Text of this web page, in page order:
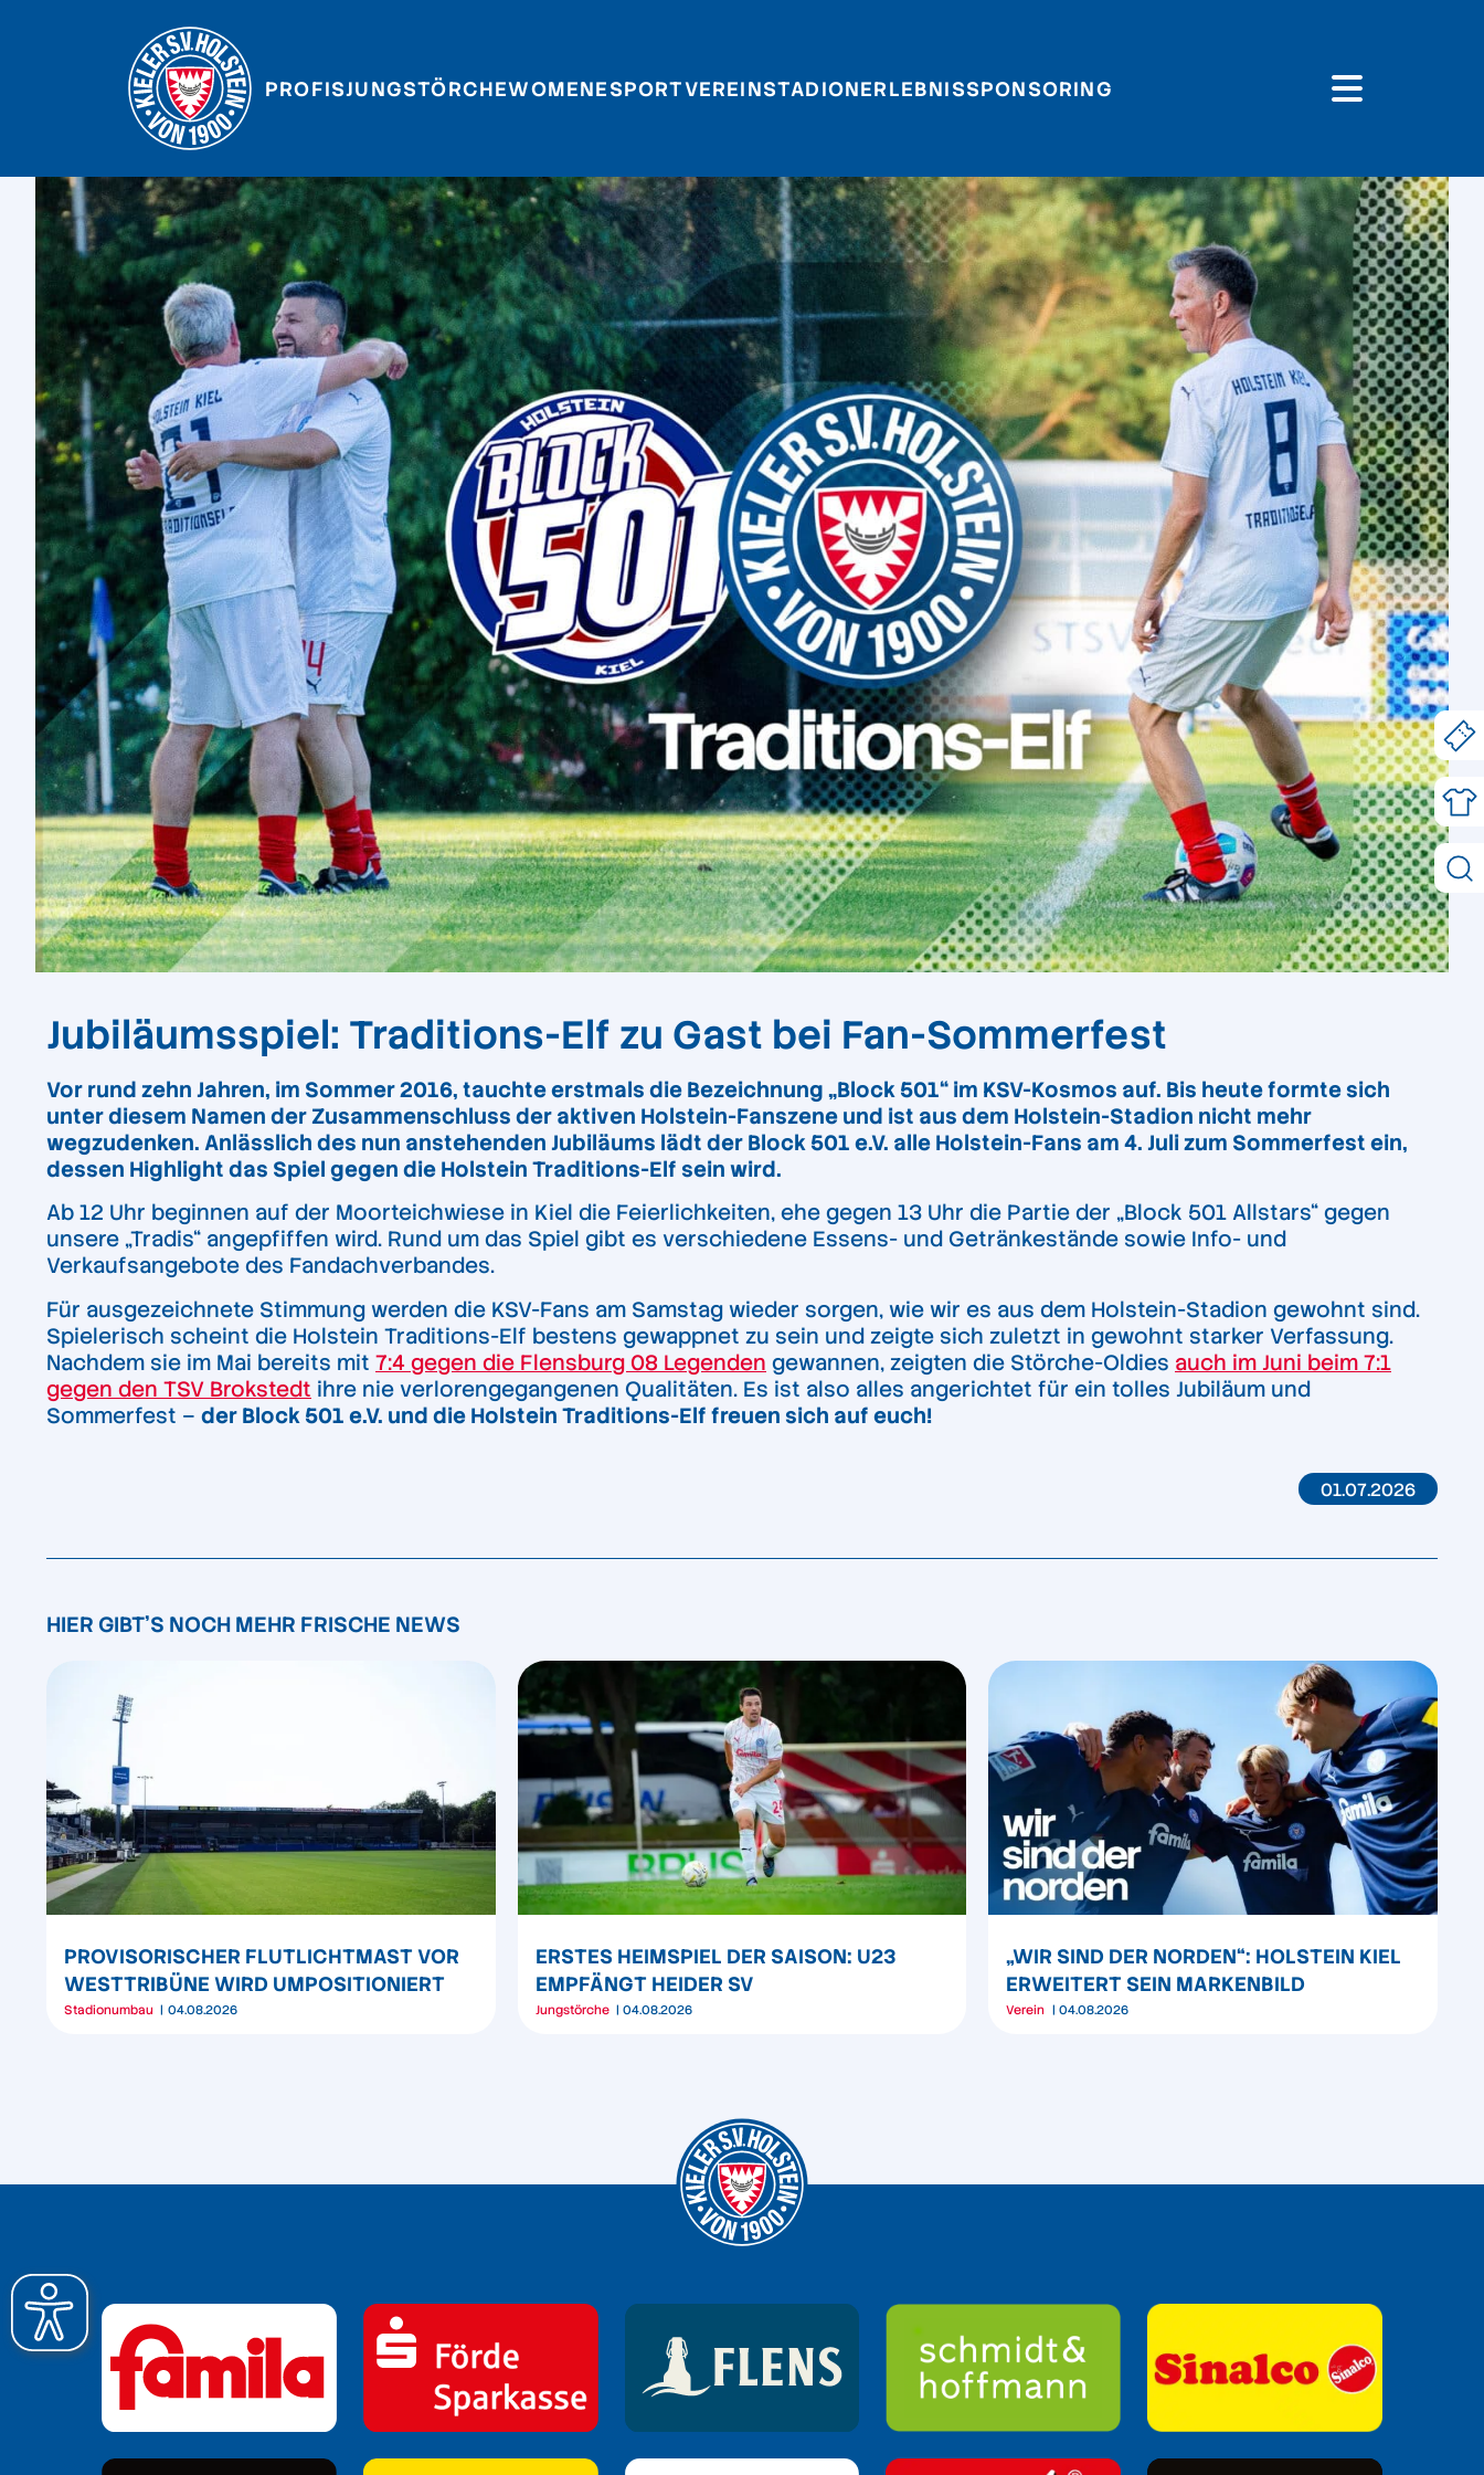
PROFISJUNGSTÖRCHEWOMENESPORTVEREINSTADIONERLEBNISSPONSORING
Jubiläumsspiel: Traditions-Elf zu Gast bei Fan-Sommerfest
Vor rund zehn Jahren, im Sommer 2016, tauchte erstmals die Bezeichnung „Block 501“ im KSV-Kosmos auf. Bis heute formte sich
unter diesem Namen der Zusammenschluss der aktiven Holstein-Fanszene und ist aus dem Holstein-Stadion nicht mehr
wegzudenken. Anlässlich des nun anstehenden Jubiläums lädt der Block 501 e.V. alle Holstein-Fans am 4. Juli zum Sommerfest ein,
dessen Highlight das Spiel gegen die Holstein Traditions-Elf sein wird.
Ab 12 Uhr beginnen auf der Moorteichwiese in Kiel die Feierlichkeiten, ehe gegen 13 Uhr die Partie der „Block 501 Allstars“ gegen
unsere „Tradis“ angepfiffen wird. Rund um das Spiel gibt es verschiedene Essens- und Getränkestände sowie Info- und
Verkaufsangebote des Fandachverbandes.
Für ausgezeichnete Stimmung werden die KSV-Fans am Samstag wieder sorgen, wie wir es aus dem Holstein-Stadion gewohnt sind.
Spielerisch scheint die Holstein Traditions-Elf bestens gewappnet zu sein und zeigte sich zuletzt in gewohnt starker Verfassung.
Nachdem sie im Mai bereits mit 7:4 gegen die Flensburg 08 Legenden gewannen, zeigten die Störche-Oldies auch im Juni beim 7:1
gegen den TSV Brokstedt ihre nie verlorengegangenen Qualitäten. Es ist also alles angerichtet für ein tolles Jubiläum und
Sommerfest – der Block 501 e.V. und die Holstein Traditions-Elf freuen sich auf euch!
01.07.2026
HIER GIBT'S NOCH MEHR FRISCHE NEWS
PROVISORISCHER FLUTLICHTMAST VOR
WESTTRIBÜNE WIRD UMPOSITIONIERT
Stadionumbau 04.08.2026
ERSTES HEIMSPIEL DER SAISON: U23
EMPFÄNGT HEIDER SV
Jungstörche 04.08.2026
„WIR SIND DER NORDEN“: HOLSTEIN KIEL
ERWEITERT SEIN MARKENBILD
Verein 04.08.2026